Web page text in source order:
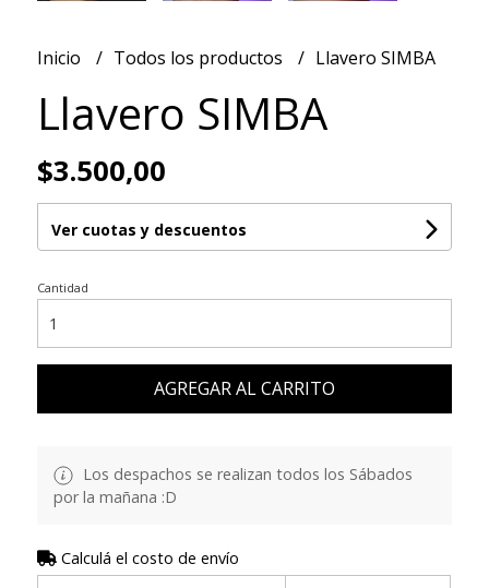
Inicio Todos los productos Llavero SIMBA
Llavero SIMBA
$3.500,00
Ver cuotas y descuentos
Cantidad
AGREGAR AL CARRITO
Los despachos se realizan todos los Sábados
por la mañana :D
Calculá el costo de envío